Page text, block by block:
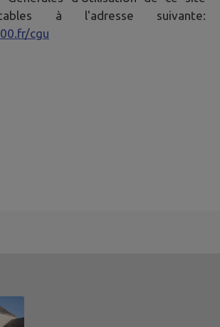
à l'adresse suivante:
cgu